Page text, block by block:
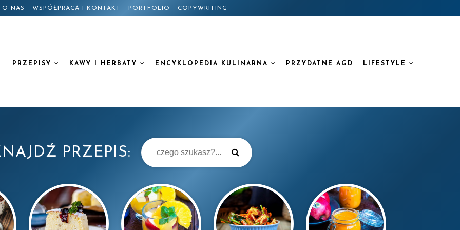
O NAS WSPÓŁPRACA I KONTAKT PORTFOLIO COPYWRITING
PRZEPISY KAWY I HERBATY ENCYKLOPEDIA KULINARNA PRZYDATNE AGD LIFESTYLE
PRZEPIS: